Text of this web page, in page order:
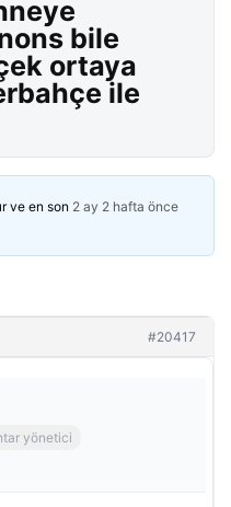
bile
ortaya
ile
ve en son 2 ay 2 hafta önce
#20417
yönetici